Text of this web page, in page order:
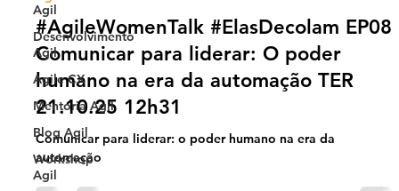
Agil
Desenvolvimento
Agil
Agile CX
Mentoria Agil
Blog Agil
Workshop
Agil
Agile Women
#AgileWomenTalk #ElasDecolam EP08
Comunicar para liderar: O poder
humano na era da automação TER
21.10.25 12h31
Comunicar para liderar: o poder humano na era da